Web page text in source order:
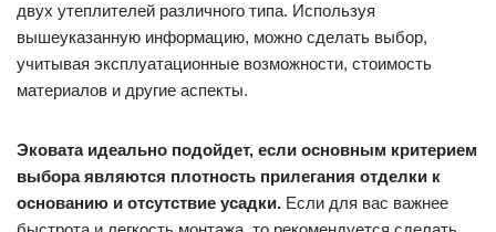
двух утеплителей различного типа. Используя
вышеуказанную информацию, можно сделать выбор,
учитывая эксплуатационные возможности, стоимость
материалов и другие аспекты.
Эковата идеально подойдет, если основным критерием
выбора являются плотность прилегания отделки к
основанию и отсутствие усадки. Если для вас важнее